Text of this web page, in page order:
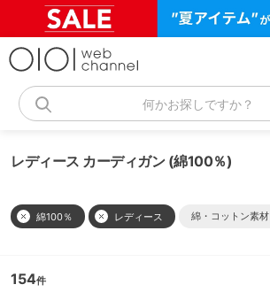
何かお探しですか？
レディース カーディガン (綿100％)
綿100％ レディース 綿・コットン素材
154